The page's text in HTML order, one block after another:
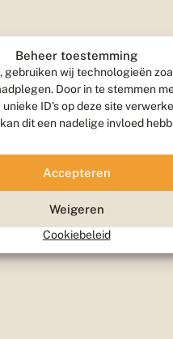
Beheer toestemming
gebruiken wij technologieën
Door in te stemmen
ID's op deze site
dit een nadelige invloed
Accepteren
Weigeren
Cookiebeleid